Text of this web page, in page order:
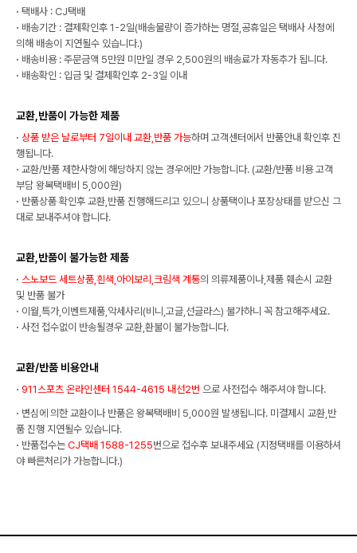
· 택배사 : CJ택배
· 배송기간 : 결제확인후 1-2일(배송물량이 증가하는 명절,공휴일은 택배사 사정에
의해 배송이 지연될수 있습니다.)
· 배송비용 : 주문금액 5만원 미만일 경우 2,500원의 배송료가 자동추가 됩니다.
· 배송확인 : 입금 및 결제확인후 2-3일 이내
교환,반품이 가능한 제품
· 상품 받은 날로부터 7일이내 교환,반품 가능하며 고객센터에서 반품안내 확인후 진
행됩니다.
· 교환/반품 제한사항에 해당하지 않는 경우에만 가능합니다. (교환/반품 비용 고객
부담 왕복택배비 5,000원)
· 반품상품 확인후 교환,반품 진행해드리고 있으니 상품택이나 포장상태를 받으신 그
대로 보내주셔야 합니다.
교환,반품이 불가능한 제품
· 스노보드 세트상품,흰색,아이보리,크림색 계통의 의류제품이나,제품 훼손시 교환
및 반품 불가
· 이월,특가,이벤트제품,악세사리(비니,고글,선글라스) 불가하니 꼭 참고해주세요.
· 사전 접수없이 반송될경우 교환,환불이 불가능합니다.
교환/반품 비용안내
· 911스포츠 온라인센터 1544-4615 내선2번 으로 사전접수 해주셔야 합니다.
· 변심에 의한 교환이나 반품은 왕복택배비 5,000원 발생됩니다. 미결제시 교환,반
품 진행 지연될수 있습니다.
· 반품접수는 CJ택배 1588-1255번으로 접수후 보내주세요 (지정택배를 이용하셔
야 빠른처리가 가능합니다.)